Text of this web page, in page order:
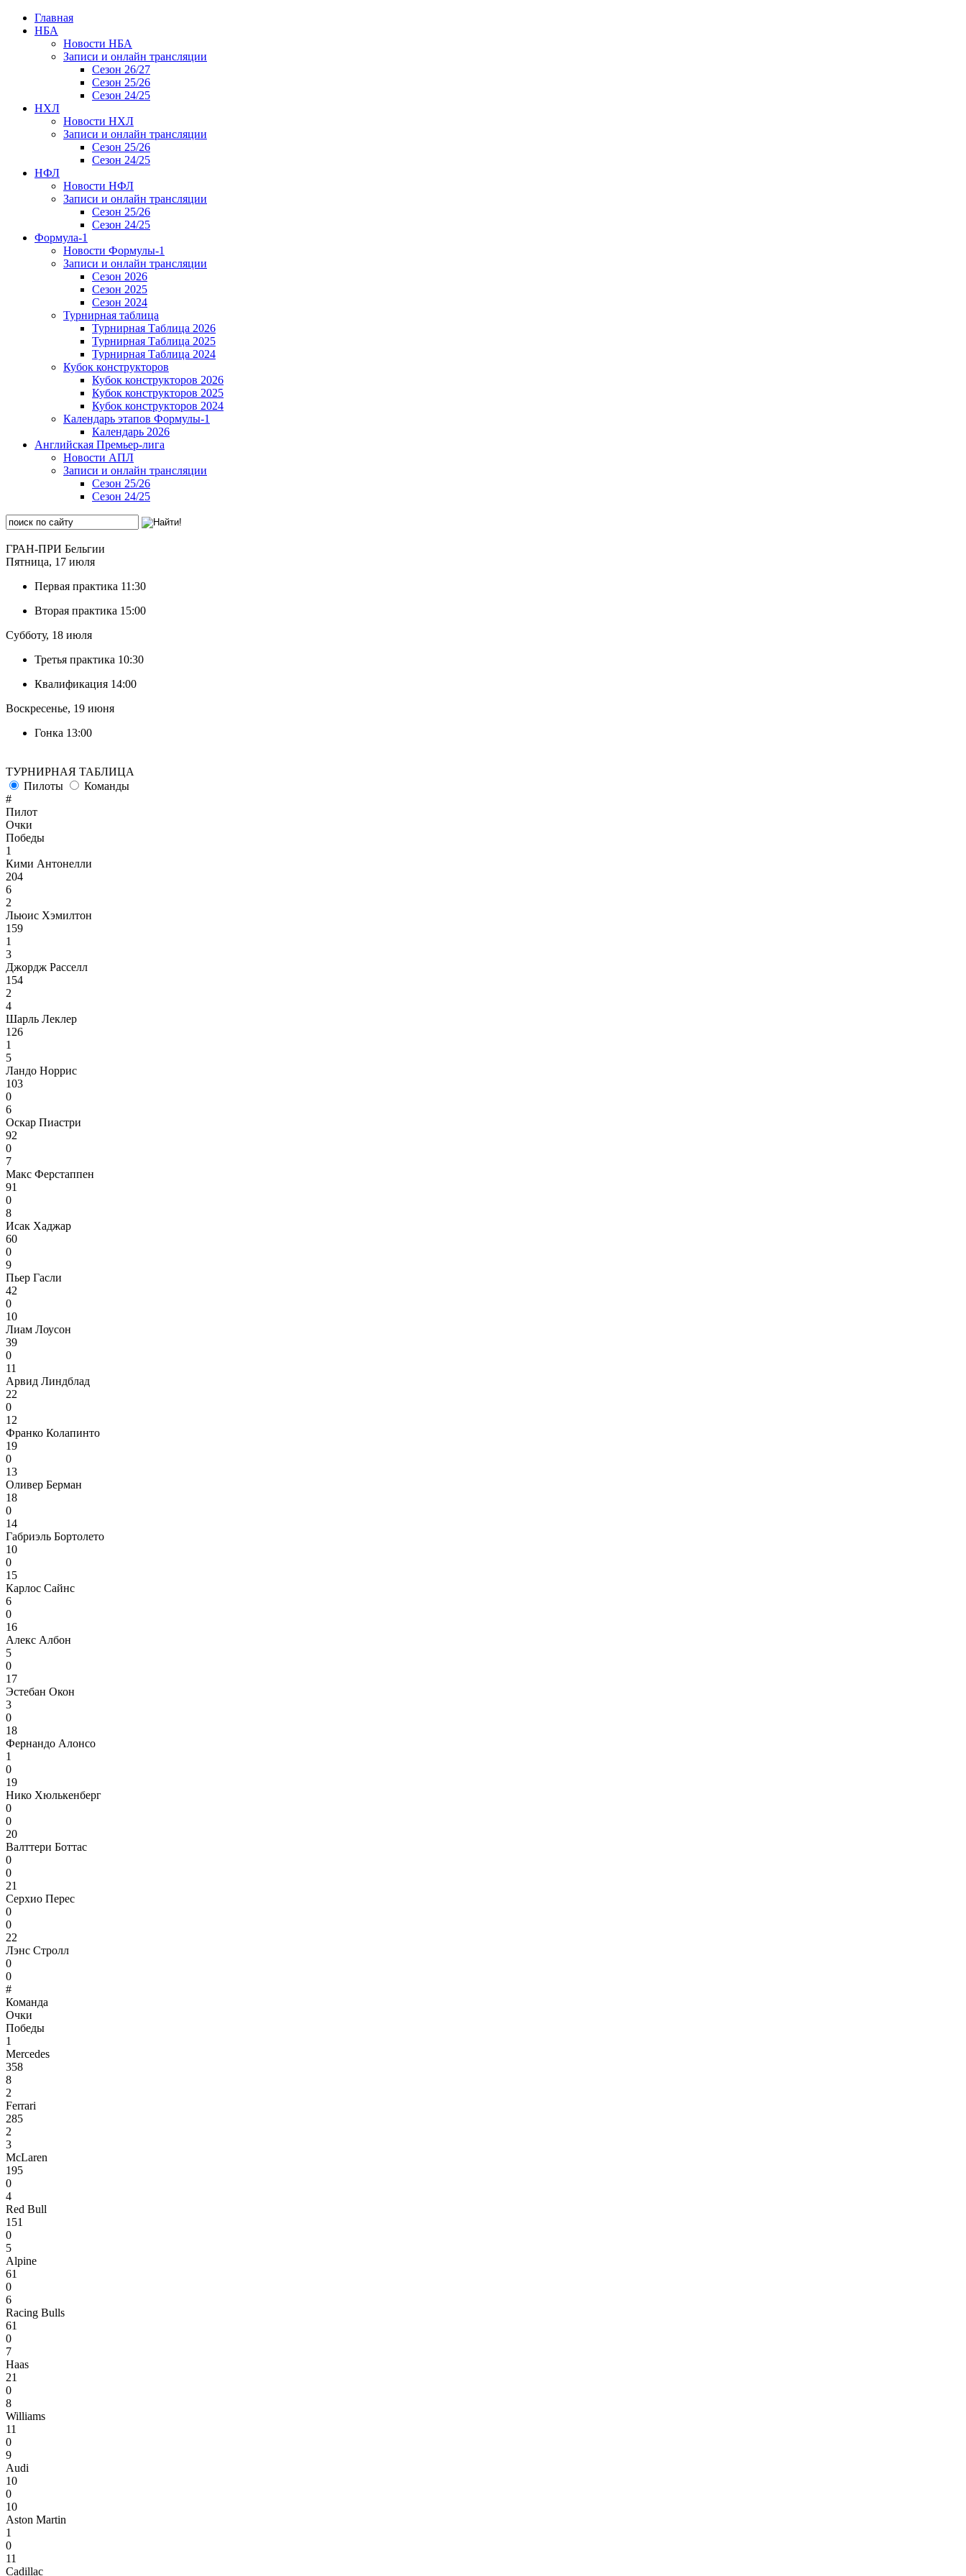
Главная
НБА
Новости НБА
Записи и онлайн трансляции
Сезон 26/27
Сезон 25/26
Сезон 24/25
НХЛ
Новости НХЛ
Записи и онлайн трансляции
Сезон 25/26
Сезон 24/25
НФЛ
Новости НФЛ
Записи и онлайн трансляции
Сезон 25/26
Сезон 24/25
Формула-1
Новости Формулы-1
Записи и онлайн трансляции
Сезон 2026
Сезон 2025
Сезон 2024
Турнирная таблица
Турнирная Таблица 2026
Турнирная Таблица 2025
Турнирная Таблица 2024
Кубок конструкторов
Кубок конструкторов 2026
Кубок конструкторов 2025
Кубок конструкторов 2024
Календарь этапов Формулы-1
Календарь 2026
Английская Премьер-лига
Новости АПЛ
Записи и онлайн трансляции
Сезон 25/26
Сезон 24/25
ГРАН-ПРИ Бельгии
Пятница, 17 июля
Первая практика 11:30
Вторая практика 15:00
Субботу, 18 июля
Третья практика 10:30
Квалификация 14:00
Воскресенье, 19 июня
Гонка 13:00
ТУРНИРНАЯ ТАБЛИЦА
Пилоты
Команды
#
Пилот
Очки
Победы
1
Кими Антонелли
204
6
2
Льюис Хэмилтон
159
1
3
Джордж Расселл
154
2
4
Шарль Леклер
126
1
5
Ландо Норрис
103
0
6
Оскар Пиастри
92
0
7
Макс Ферстаппен
91
0
8
Исак Хаджар
60
0
9
Пьер Гасли
42
0
10
Лиам Лоусон
39
0
11
Арвид Линдблад
22
0
12
Франко Колапинто
19
0
13
Оливер Берман
18
0
14
Габриэль Бортолето
10
0
15
Карлос Сайнс
6
0
16
Алекс Албон
5
0
17
Эстебан Окон
3
0
18
Фернандо Алонсо
1
0
19
Нико Хюлькенберг
0
0
20
Валттери Боттас
0
0
21
Серхио Перес
0
0
22
Лэнс Стролл
0
0
#
Команда
Очки
Победы
1
Mercedes
358
8
2
Ferrari
285
2
3
McLaren
195
0
4
Red Bull
151
0
5
Alpine
61
0
6
Racing Bulls
61
0
7
Haas
21
0
8
Williams
11
0
9
Audi
10
0
10
Aston Martin
1
0
11
Cadillac